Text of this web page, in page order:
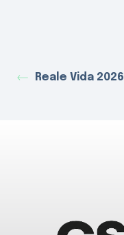
Reale Vida 2026